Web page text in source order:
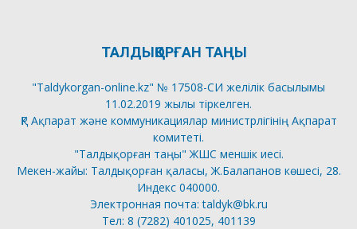
ТАЛДЫҚОРҒАН ТАҢЫ
"Taldykorgan-online.kz" № 17508-СИ желілік басылымы
11.02.2019 жылы тіркелген.
ҚР Ақпарат және коммуникациялар министрлігінің Ақпарат
комитеті.
"Талдықорған таңы" ЖШС меншік иесі.
Мекен-жайы: Талдықорған қаласы, Ж.Балапанов көшесі, 28.
Индекс 040000.
Электронная почта: taldyk@bk.ru
Тел: 8 (7282) 401025, 401139